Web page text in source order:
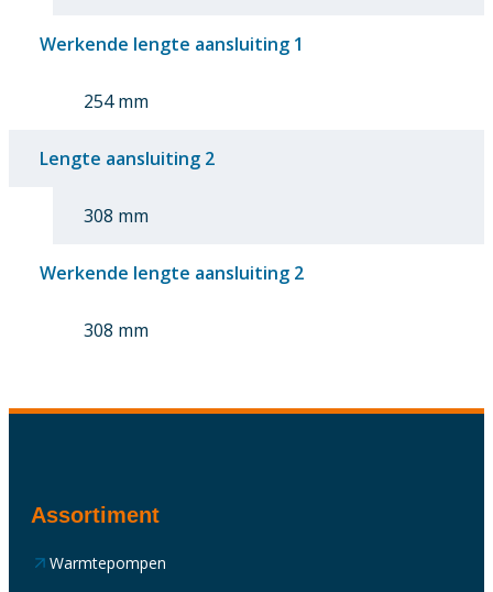
Werkende lengte aansluiting 1
254 mm
Lengte aansluiting 2
308 mm
Werkende lengte aansluiting 2
308 mm
Assortiment
Warmtepompen